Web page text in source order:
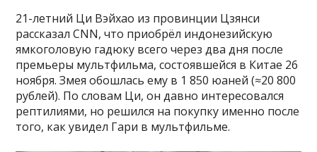
21-летний Ци Вэйхао из провинции Цзянси
рассказал CNN, что приобрёл индонезийскую
ямкоголовую гадюку всего через два дня после
премьеры мультфильма, состоявшейся в Китае 26
ноября. Змея обошлась ему в 1 850 юаней (≈20 800
рублей). По словам Ци, он давно интересовался
рептилиями, но решился на покупку именно после
того, как увидел Гари в мультфильме.